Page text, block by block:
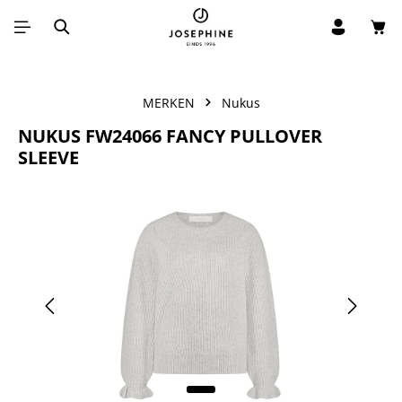
Ga naar de hoofdinhoud
MERKEN Nukus
NUKUS FW24066 FANCY PULLOVER
SLEEVE
Afbeeldingengalerij overslaan